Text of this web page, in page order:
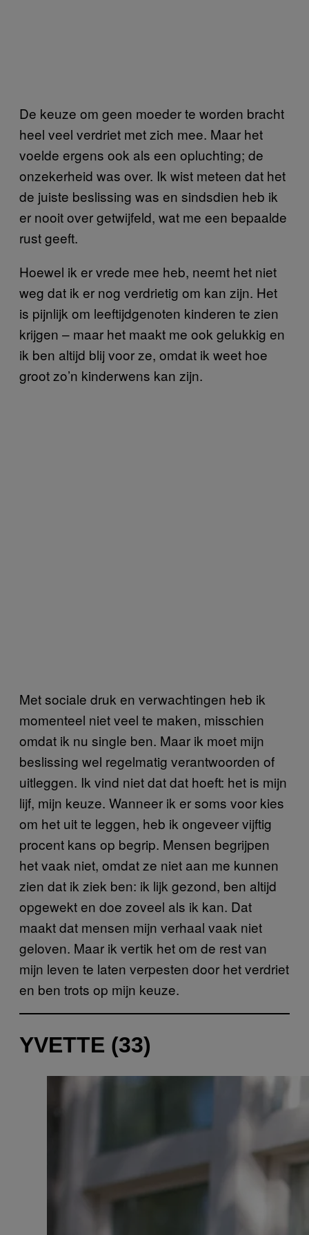
De keuze om geen moeder te worden bracht
heel veel verdriet met zich mee. Maar het
voelde ergens ook als een opluchting; de
onzekerheid was over. Ik wist meteen dat het
de juiste beslissing was en sindsdien heb ik
er nooit over getwijfeld, wat me een bepaalde
rust geeft.
Hoewel ik er vrede mee heb, neemt het niet
weg dat ik er nog verdrietig om kan zijn. Het
is pijnlijk om leeftijdgenoten kinderen te zien
krijgen – maar het maakt me ook gelukkig en
ik ben altijd blij voor ze, omdat ik weet hoe
groot zo’n kinderwens kan zijn.
Met sociale druk en verwachtingen heb ik
momenteel niet veel te maken, misschien
omdat ik nu single ben. Maar ik moet mijn
beslissing wel regelmatig verantwoorden of
uitleggen. Ik vind niet dat dat hoeft: het is mijn
lijf, mijn keuze. Wanneer ik er soms voor kies
om het uit te leggen, heb ik ongeveer vijftig
procent kans op begrip. Mensen begrijpen
het vaak niet, omdat ze niet aan me kunnen
zien dat ik ziek ben: ik lijk gezond, ben altijd
opgewekt en doe zoveel als ik kan. Dat
maakt dat mensen mijn verhaal vaak niet
geloven. Maar ik vertik het om de rest van
mijn leven te laten verpesten door het verdriet
en ben trots op mijn keuze.
YVETTE (33)